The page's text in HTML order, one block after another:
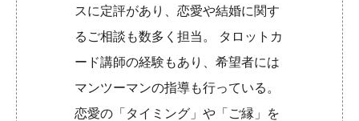
スに定評があり、恋愛や結婚に関す
るご相談も数多く担当。 タロットカ
ード講師の経験もあり、希望者には
マンツーマンの指導も行っている。
恋愛の「タイミング」や「ご縁」を